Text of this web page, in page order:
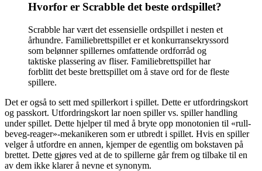
Hvorfor er Scrabble det beste ordspillet?
Scrabble har vært det essensielle ordspillet i nesten et
århundre. Familiebrettspillet er et konkurransekryssord
som belønner spillernes omfattende ordforråd og
taktiske plassering av fliser. Familiebrettspillet har
forblitt det beste brettspillet om å stave ord for de fleste
spillere.
Det er også to sett med spillerkort i spillet. Dette er utfordringskort
og passkort. Utfordringskort lar noen spiller vs. spiller handling
under spillet. Dette hjelper til med å bryte opp monotonien til «rull-
beveg-reager»-mekanikeren som er utbredt i spillet. Hvis en spiller
velger å utfordre en annen, kjemper de egentlig om bokstaven på
brettet. Dette gjøres ved at de to spillerne går frem og tilbake til en
av dem ikke klarer å nevne et synonym.